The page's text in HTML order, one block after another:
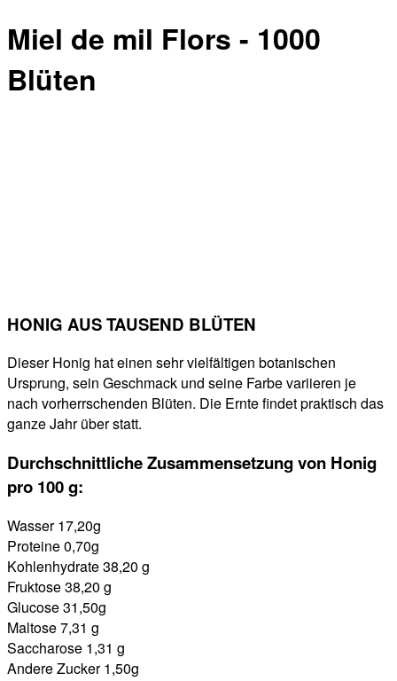
Miel de mil Flors - 1000
Blüten
HONIG AUS TAUSEND BLÜTEN
Dieser Honig hat einen sehr vielfältigen botanischen
Ursprung, sein Geschmack und seine Farbe variieren je
nach vorherrschenden Blüten. Die Ernte findet praktisch das
ganze Jahr über statt.
Durchschnittliche Zusammensetzung von Honig
pro 100 g:
Wasser 17,20g
Proteine 0,70g
Kohlenhydrate 38,20 g
Fruktose 38,20 g
Glucose 31,50g
Maltose 7,31 g
Saccharose 1,31 g
Andere Zucker 1,50g